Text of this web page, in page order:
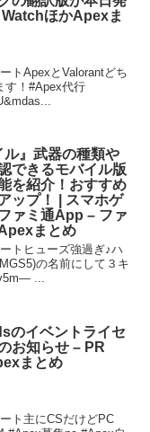
ほかApexま
トApexとValorantどち
す！#Apex代行
ル』武器の種類や
できるモバイル版
を紹介！おすすめ
ップ！ | スマホゲ
ァミ通App – ファ
まとめ
トヒューズ強過ぎ♪ハ
の名前にして３キ
...
のイベントライセ
お知らせ – PR
まとめ
ト主にCSだけどPC